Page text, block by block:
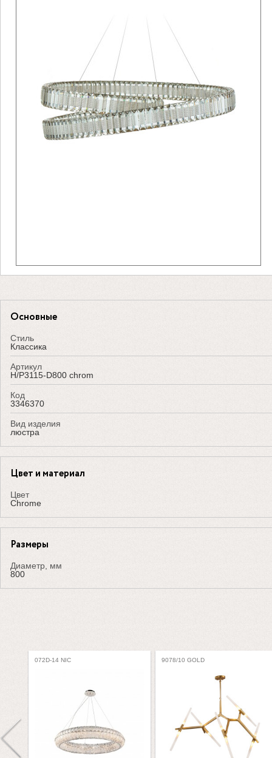
Основные
Стиль
Классика
Артикул
H/P3115-D800 chrom
Код
3346370
Вид изделия
люстра
Цвет и материал
Цвет
Chrome
Размеры
Диаметр, мм
800
072D-14 NIC 9078/10 GOLD